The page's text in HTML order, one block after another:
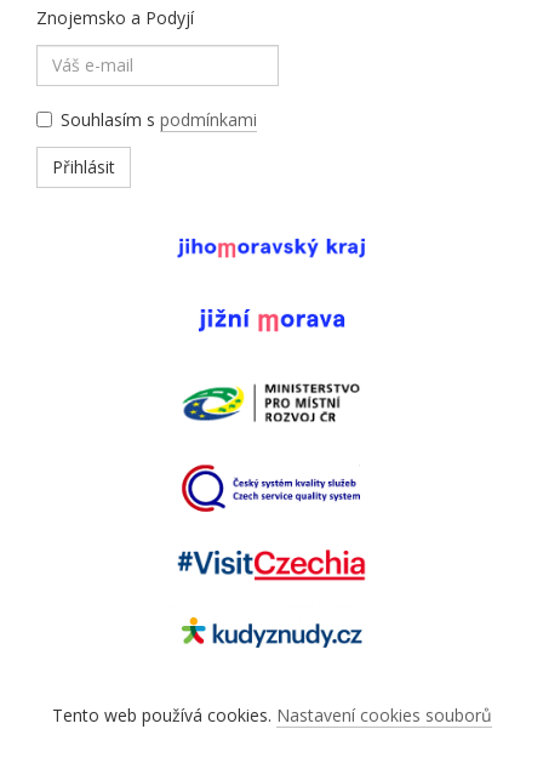
Znojemsko a Podyjí
Souhlasím s podmínkami
Přihlásit
Tento web používá cookies. Nastavení cookies souborů